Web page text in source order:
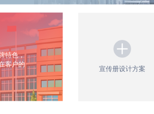
特色，
客户的
宣传册设计方案